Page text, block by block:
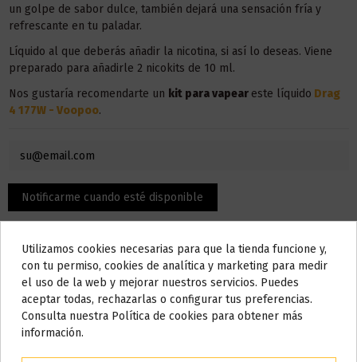
un golpe de sabor dulce, también dejará una sensación fría y
refrescante en tu paladar.
Líquido al que deberás añadir la nicotina, si así lo deseas. Viene
preparado para añadirle 2 nicokits de 10 ml.
Nos gustaría recomendarte un kit para vapear este líquido Drag
4 177W - Voopoo.
Descripción
Do not show again.
AVISO IMPORTANTE
Nos tomamos unos días
Utilizamos cookies necesarias para que la tienda funcione y,
con tu permiso, cookies de analítica y marketing para medir
el uso de la web y mejorar nuestros servicios. Puedes
aceptar todas, rechazarlas o configurar tus preferencias.
Consulta nuestra Política de cookies para obtener más
información.